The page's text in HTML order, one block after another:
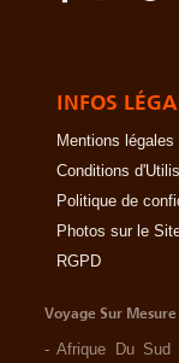
INFOS
Mentions légales
Conditions
Politique de
Photos sur le
RGPD
Voyage Sur
-Afrique Du Sud